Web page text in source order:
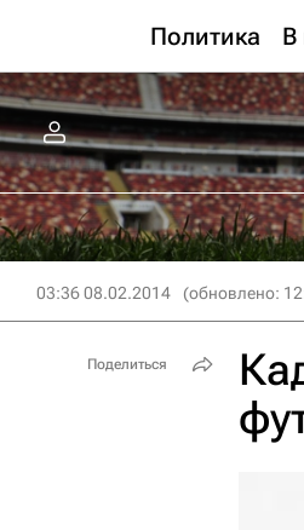
Политика В
03:36 08.02.2014 (обновлено:
Поделиться